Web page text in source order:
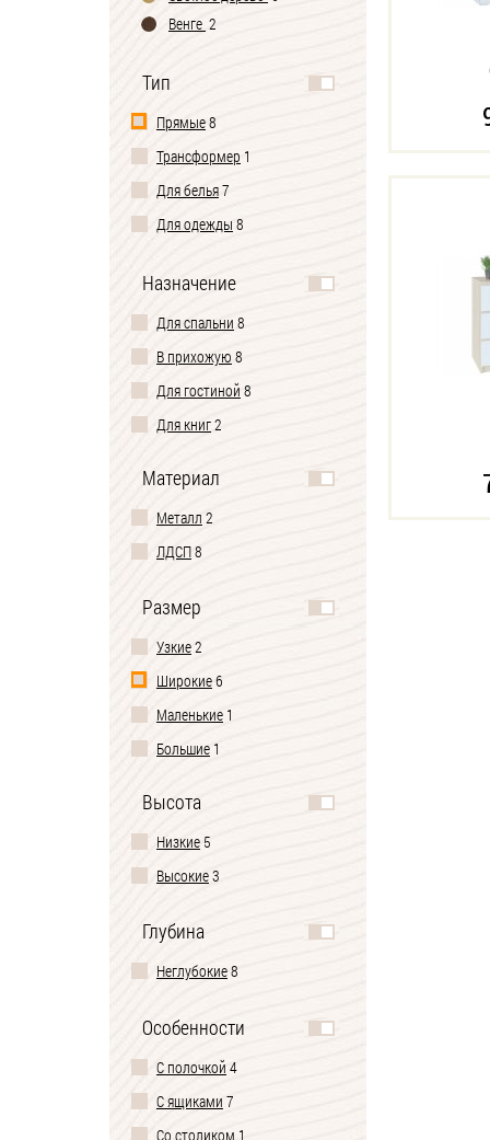
Венге 2
Тип
Прямые8
Трансформер 1
Для белья7
Для одежды 8
Туалетный комод-столик1
Назначение
Для спальни 8
В прихожую 8
Для гостиной 8
Для книг2
Материал
Металл 2
ЛДСП8
Размер
Узкие2
Широкие6
Маленькие 1
Большие 1
Высота
Низкие 5
Высокие3
Глубина
Неглубокие8
Особенности
С полочкой 4
С ящиками 7
Со столиком 1